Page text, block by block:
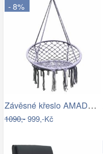
- 8%
Závěsné křeslo AMADO 2 NEW Tempo Kondela
1090,-999,-Kč